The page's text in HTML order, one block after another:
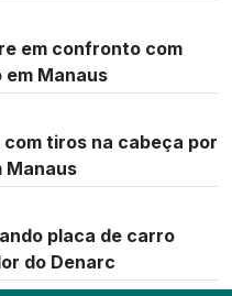
em confronto com
Manaus
com tiros na cabeça por
Manaus
placa de carro
do Denarc